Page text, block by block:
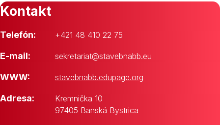
Kontakt
Telefón: +421 48 410 22 75
E-mail: sekretariat@stavebnabb.eu
WWW: stavebnabb.edupage.org
Adresa:
Kremnička 10
97405 Banská Bystrica